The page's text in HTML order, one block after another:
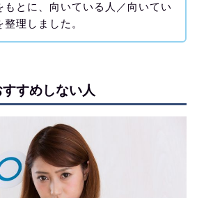
もとに、向いている人／向いてい
整理しました。
すめしない人